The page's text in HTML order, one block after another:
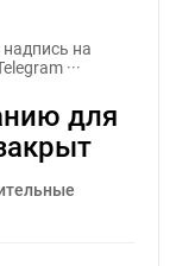
на
···
для